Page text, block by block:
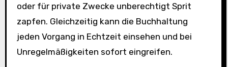
oder für private Zwecke unberechtigt Sprit
zapfen. Gleichzeitig kann die Buchhaltung
jeden Vorgang in Echtzeit einsehen und bei
Unregelmäßigkeiten sofort eingreifen.